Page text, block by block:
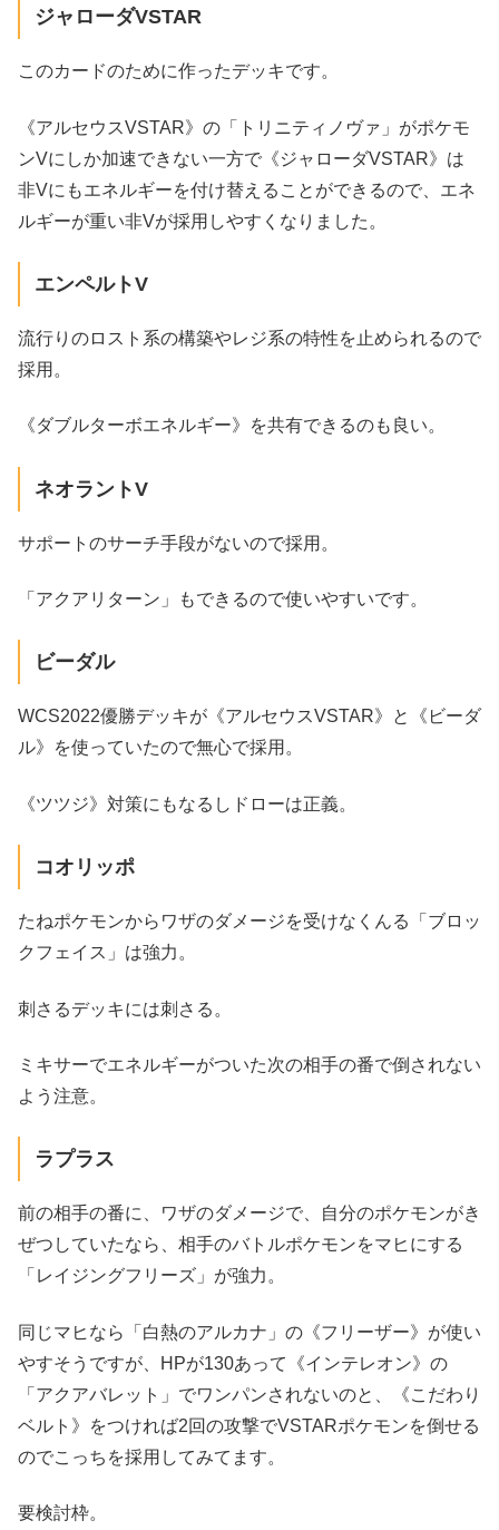
ジャローダVSTAR
このカードのために作ったデッキです。
《アルセウスVSTAR》の「トリニティノヴァ」がポケモ
ンVにしか加速できない一方で《ジャローダVSTAR》は
非Vにもエネルギーを付け替えることができるので、エネ
ルギーが重い非Vが採用しやすくなりました。
エンペルトV
流行りのロスト系の構築やレジ系の特性を止められるので
採用。
《ダブルターボエネルギー》を共有できるのも良い。
ネオラントV
サポートのサーチ手段がないので採用。
「アクアリターン」もできるので使いやすいです。
ビーダル
WCS2022優勝デッキが《アルセウスVSTAR》と《ビーダ
ル》を使っていたので無心で採用。
《ツツジ》対策にもなるしドローは正義。
コオリッポ
たねポケモンからワザのダメージを受けなくんる「ブロッ
クフェイス」は強力。
刺さるデッキには刺さる。
ミキサーでエネルギーがついた次の相手の番で倒されない
よう注意。
ラプラス
前の相手の番に、ワザのダメージで、自分のポケモンがき
ぜつしていたなら、相手のバトルポケモンをマヒにする
「レイジングフリーズ」が強力。
同じマヒなら「白熱のアルカナ」の《フリーザー》が使い
やすそうですが、HPが130あって《インテレオン》の
「アクアバレット」でワンパンされないのと、《こだわり
ベルト》をつければ2回の攻撃でVSTARポケモンを倒せる
のでこっちを採用してみてます。
要検討枠。